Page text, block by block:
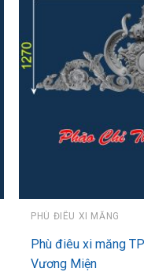
PHÙ ĐIÊU XI MĂNG
Phù điêu xi măng
Vương Miện